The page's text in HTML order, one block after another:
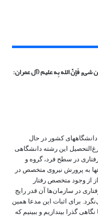
من شیءٍ فَإنّ الله بِه علیم (آل عمران:
کشور در حال
این رشته دانشگاهی
رفتاری در سطح فرد، گروه و
به پرورش نیروی متخصص در
از وجود متخصص رفتار
در سازمان‌ها آن قدر رایج
برای اثبات این مدعا همین
گذرا بیندازیم و ببینیم که